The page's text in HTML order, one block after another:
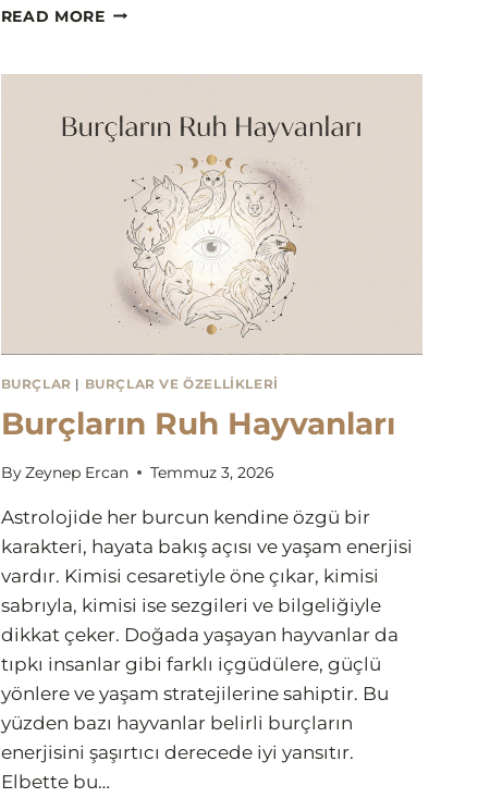
READ MOREBURCUN
TAŞ?
BURÇLAR | BURÇLAR VE ÖZELLIKLERI
Burçların Ruh Hayvanları
By Zeynep Ercan Temmuz 3, 2026
Astrolojide her burcun kendine özgü bir
karakteri, hayata bakış açısı ve yaşam enerjisi
vardır. Kimisi cesaretiyle öne çıkar, kimisi
sabrıyla, kimisi ise sezgileri ve bilgeliğiyle
dikkat çeker. Doğada yaşayan hayvanlar da
tıpkı insanlar gibi farklı içgüdülere, güçlü
yönlere ve yaşam stratejilerine sahiptir. Bu
yüzden bazı hayvanlar belirli burçların
enerjisini şaşırtıcı derecede iyi yansıtır.
Elbette bu…